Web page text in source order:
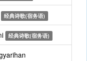
经典诗歌(宿务语)
经典诗歌(宿务语)